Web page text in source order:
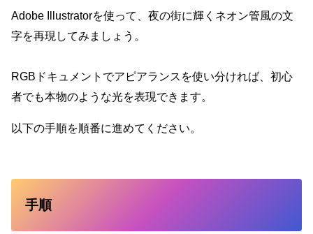
Adobe Illustratorを使って、夜の街に輝くネオン管風の文
字を再現してみましょう。
RGBドキュメントでアピアランスを使い分ければ、初心
者でも本物のような光を表現できます。
以下の手順を順番に進めてください。
手順